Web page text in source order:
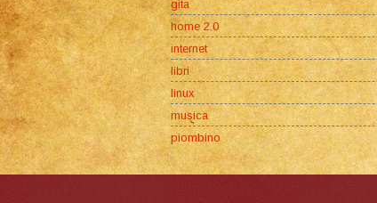
gita
home 2.0
internet
libri
linux
musica
piombino